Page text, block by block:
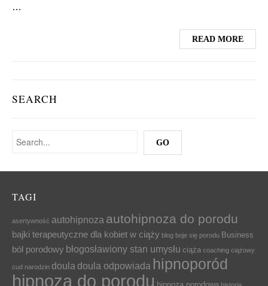
…
READ MORE
SEARCH
TAGI
asertywność autohipnoza autohipnoza do porodu
bajki terapeutyczne dla kobiet w ciąży blog boje się porodu Business
ból porodowy błogosławiony stan umysłu ciąża coaching ciążowy
cud narodzin doula doula odpowiada hipnoporód
hipnoza do porodu